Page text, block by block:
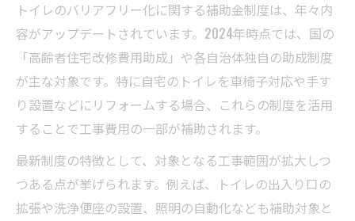
トイレのバリアフリー化に関する補助金制度は、年々内
容がアップデートされています。2024年時点では、国の
「高齢者住宅改修費用助成」や各自治体独自の助成制度
が主な対象です。特に自宅のトイレを車椅子対応や手す
り設置などにリフォームする場合、これらの制度を活用
することで工事費用の一部が補助されます。
最新制度の特徴として、対象となる工事範囲が拡大しつ
つある点が挙げられます。例えば、トイレの出入り口の
拡張や洗浄便座の設置、照明の自動化なども補助対象と